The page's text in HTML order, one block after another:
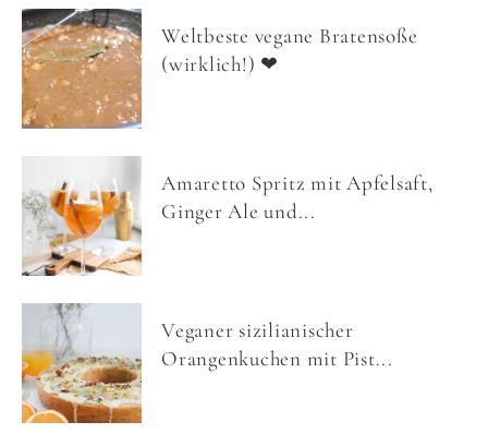
Weltbeste vegane Bratensoße
(wirklich!) ❤
Amaretto Spritz mit Apfelsaft,
Ginger Ale und...
Veganer sizilianischer
Orangenkuchen mit Pist...